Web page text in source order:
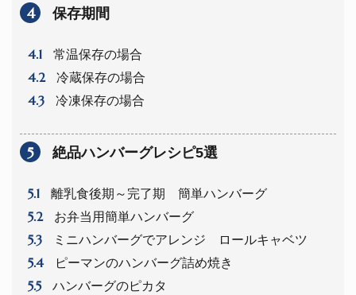
4 保存期間
4.1 常温保存の場合
4.2 冷蔵保存の場合
4.3 冷凍保存の場合
5 絶品ハンバーグレシピ5選
5.1 離乳食後期～完了期 簡単ハンバーグ
5.2 お弁当用簡単ハンバーグ
5.3 ミニハンバーグでアレンジ ロールキャベツ
5.4 ピーマンのハンバーグ詰め焼き
5.5 ハンバーグのピカタ